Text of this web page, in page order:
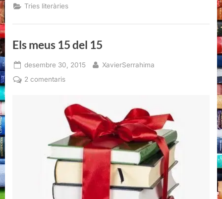
Tries literàries
Els meus 15 del 15
Posted
on
desembre 30, 2015 By
XavierSerrahima
2 comentarisa
15
del
15